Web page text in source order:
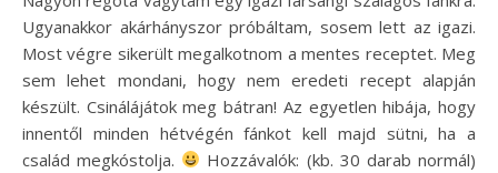
Ugyanakkor akárhányszor próbáltam, sosem lett az igazi.
Most végre sikerült megalkotnom a mentes receptet. Meg
sem lehet mondani, hogy nem eredeti recept alapján
készült. Csinálájátok meg bátran! Az egyetlen hibája, hogy
innentől minden hétvégén fánkot kell majd sütni, ha a
család megkóstolja.
Hozzávalók: (kb. 30 darab normál)